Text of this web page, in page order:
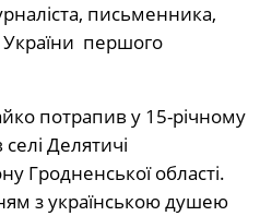
письменника,
першого
потрапив у 15-річному
Делятичі
Гродненської області.
з українською душею